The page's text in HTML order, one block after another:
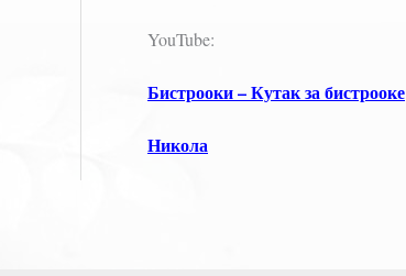
YouTube:
Бистрооки – Кутак за бистрооке
Никола